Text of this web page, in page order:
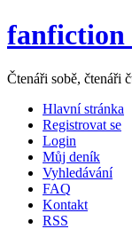
fanfiction
Čtenáři sobě, čtenáři
Hlavní stránka
Registrovat se
Login
Můj deník
Vyhledávání
FAQ
Kontakt
RSS